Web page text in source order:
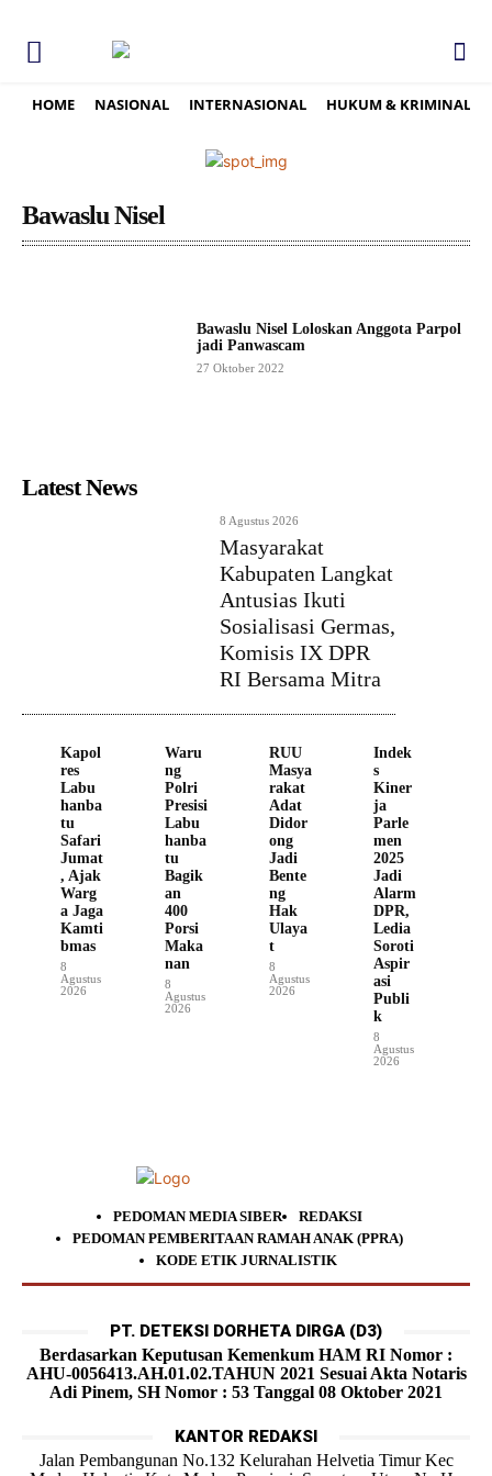
HOME NASIONAL INTERNASIONAL HUKUM & KRIMINAL
Bawaslu Nisel
Bawaslu Nisel Loloskan Anggota Parpol
jadi Panwascam
27 Oktober 2022
Latest News
8 Agustus 2026
Masyarakat
Kabupaten Langkat
Antusias Ikuti
Sosialisasi Germas,
Komisis IX DPR
RI Bersama Mitra
Kapol
res
Labu
hanba
tu
Safari
Jumat
, Ajak
Warg
a Jaga
Kamti
bmas
8
Agustus
2026
Waru
ng
Polri
Presisi
Labu
hanba
tu
Bagik
an
400
Porsi
Maka
nan
8
Agustus
2026
RUU
Masya
rakat
Adat
Didor
ong
Jadi
Bente
ng
Hak
Ulaya
t
8
Agustus
2026
Indek
s
Kiner
ja
Parle
men
2025
Jadi
Alarm
DPR,
Ledia
Soroti
Aspir
asi
Publi
k
8
Agustus
2026
PEDOMAN MEDIA SIBER
REDAKSI
PEDOMAN PEMBERITAAN RAMAH ANAK (PPRA)
KODE ETIK JURNALISTIK
PT. DETEKSI DORHETA DIRGA (D3)
Berdasarkan Keputusan Kemenkum HAM RI Nomor :
AHU-0056413.AH.01.02.TAHUN 2021 Sesuai Akta Notaris
Adi Pinem, SH Nomor : 53 Tanggal 08 Oktober 2021
KANTOR REDAKSI
Jalan Pembangunan No.132 Kelurahan Helvetia Timur Kec